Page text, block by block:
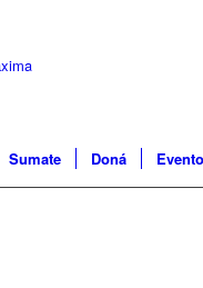
Sumate Doná